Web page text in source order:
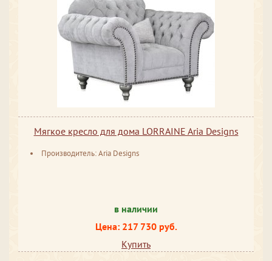
Мягкое кресло для дома LORRAINE Aria Designs
Производитель: Aria Designs
в наличии
Цена: 217 730 руб.
Купить